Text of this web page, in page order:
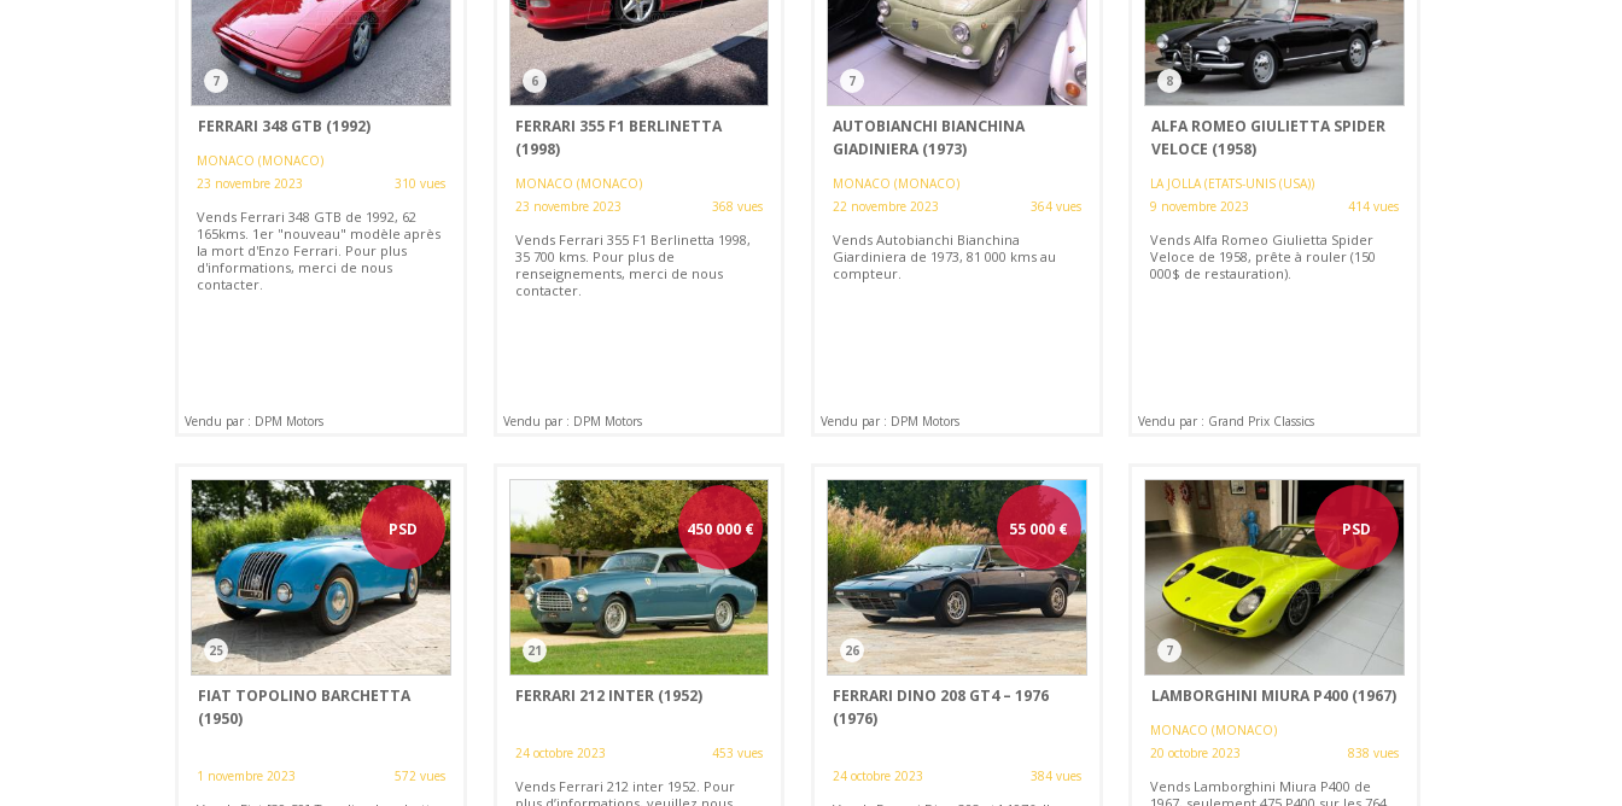
7
FERRARI 348 GTB (1992)
MONACO (MONACO)
23 novembre 2023
310 vues
Vends Ferrari 348 GTB de 1992, 62
165kms. 1er "nouveau" modèle après
la mort d'Enzo Ferrari. Pour plus
d'informations, merci de nous
contacter.
Vendu par : DPM Motors
6
FERRARI 355 F1 BERLINETTA
(1998)
MONACO (MONACO)
23 novembre 2023
368 vues
Vends Ferrari 355 F1 Berlinetta 1998,
35 700 kms. Pour plus de
renseignements, merci de nous
contacter.
Vendu par : DPM Motors
7
AUTOBIANCHI BIANCHINA
GIADINIERA (1973)
MONACO (MONACO)
22 novembre 2023
364 vues
Vends Autobianchi Bianchina
Giardiniera de 1973, 81 000 kms au
compteur.
Vendu par : DPM Motors
8
ALFA ROMEO GIULIETTA SPIDER
VELOCE (1958)
LA JOLLA (ETATS-UNIS (USA))
9 novembre 2023
414 vues
Vends Alfa Romeo Giulietta Spider
Veloce de 1958, prête à rouler (150
000$ de restauration).
Vendu par : Grand Prix Classics
PSD
25
FIAT TOPOLINO BARCHETTA
(1950)
1 novembre 2023 572 vues
450 000 €
21
FERRARI 212 INTER (1952)
24 octobre 2023 453 vues
Vends Ferrari 212 inter 1952. Pour
55 000€
26
FERRARI DINO 208 GT4 – 1976
(1976)
24 octobre 2023 384 vues
PSD
7
LAMBORGHINI MIURA P400 (1967)
MONACO (MONACO)
20 octobre 2023
838 vues
Vends Lamborghini Miura P400 de